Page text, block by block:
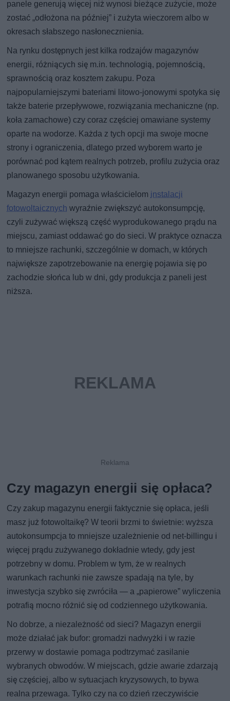
panele generują więcej niż wynosi bieżące zużycie, może
zostać „odłożona na później” i zużyta wieczorem albo w
okresach słabszego nasłonecznienia.
Na rynku dostępnych jest kilka rodzajów magazynów
energii, różniących się m.in. technologią, pojemnością,
sprawnością oraz kosztem zakupu. Poza
najpopularniejszymi bateriami litowo-jonowymi spotyka się
także baterie przepływowe, rozwiązania mechaniczne (np.
koła zamachowe) czy coraz częściej omawiane systemy
oparte na wodorze. Każda z tych opcji ma swoje mocne
strony i ograniczenia, dlatego przed wyborem warto je
porównać pod kątem realnych potrzeb, profilu zużycia oraz
planowanego sposobu użytkowania.
Magazyn energii pomaga właścicielom instalacji
fotowoltaicznych wyraźnie zwiększyć autokonsumpcję,
czyli zużywać większą część wyprodukowanego prądu na
miejscu, zamiast oddawać go do sieci. W praktyce oznacza
to mniejsze rachunki, szczególnie w domach, w których
największe zapotrzebowanie na energię pojawia się po
zachodzie słońca lub w dni, gdy produkcja z paneli jest
niższa.
Czy magazyn energii się opłaca?
Czy zakup magazynu energii faktycznie się opłaca, jeśli
masz już fotowoltaikę? W teorii brzmi to świetnie: wyższa
autokonsumpcja to mniejsze uzależnienie od net-billingu i
więcej prądu zużywanego dokładnie wtedy, gdy jest
potrzebny w domu. Problem w tym, że w realnych
warunkach rachunki nie zawsze spadają na tyle, by
inwestycja szybko się zwróciła — a „papierowe” wyliczenia
potrafią mocno różnić się od codziennego użytkowania.
No dobrze, a niezależność od sieci? Magazyn energii
może działać jak bufor: gromadzi nadwyżki i w razie
przerwy w dostawie pomaga podtrzymać zasilanie
wybranych obwodów. W miejscach, gdzie awarie zdarzają
się częściej, albo w sytuacjach kryzysowych, to bywa
realna przewaga. Tylko czy na co dzień rzeczywiście